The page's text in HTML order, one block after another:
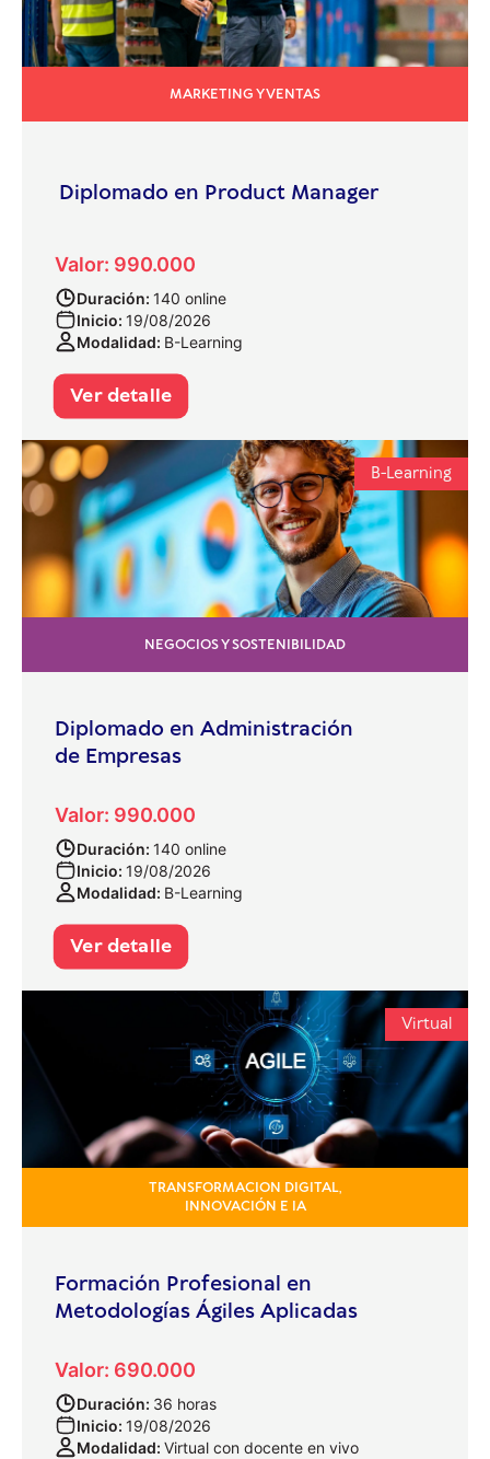
MARKETING Y VENTAS
Diplomado en Product Manager
Valor: 990.000
Duración: 140 online
Inicio: 19/08/2026
Modalidad: B-Learning
Ver detalle
B-Learning
NEGOCIOS Y SOSTENIBILIDAD
Diplomado en Administración
de Empresas
Valor: 990.000
Duración: 140 online
Inicio: 19/08/2026
Modalidad: B-Learning
Ver detalle
Virtual
TRANSFORMACION DIGITAL,
INNOVACIÓN E IA
Formación Profesional en
Metodologías Ágiles Aplicadas
Valor: 690.000
Duración: 36 horas
Inicio: 19/08/2026
Modalidad: Virtual con docente en vivo